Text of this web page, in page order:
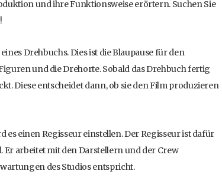
und ihre Funktionsweise erörtern. Suchen Sie
Drehbuchs. Dies ist die Blaupause für den
und die Drehorte. Sobald das Drehbuch fertig
Diese entscheidet dann, ob sie den Film produzieren
es einen Regisseur einstellen. Der Regisseur ist dafür
arbeitet mit den Darstellern und der Crew
des Studios entspricht.